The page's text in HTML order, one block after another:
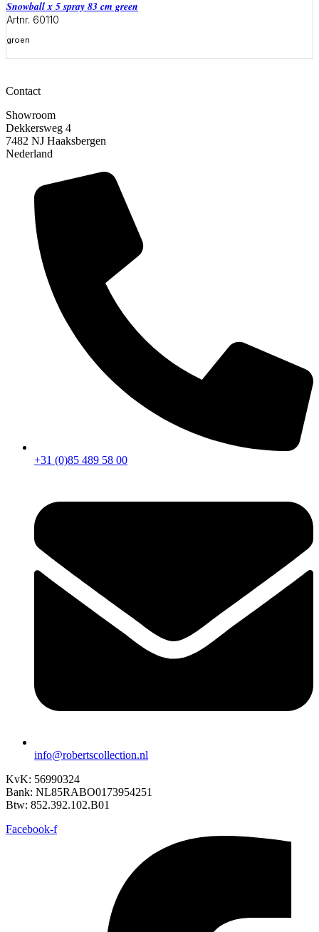
snowball x 5 spray 83 cm green
Artnr. 60110
groen
Meer informatie
Contact
Showroom
Dekkersweg 4
7482 NJ Haaksbergen
Nederland
+31 (0)85 489 58 00
info@robertscollection.nl
KvK: 56990324
Bank: NL85RABO0173954251
Btw: 852.392.102.B01
Facebook-f